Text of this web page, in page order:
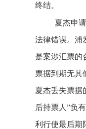
终结。
夏杰申
法律错误。浦
是案涉汇票的
票据到期无其
夏杰丢失票据
后持票人”负
利行使最后期